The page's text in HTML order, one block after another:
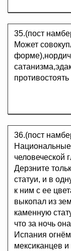
35.(пост
Может
36.(пост
человеческой
Дерзните
статуи, и в
к ним с ее
выкопал из
каменную
что за ночь
Испания
мексиканцев